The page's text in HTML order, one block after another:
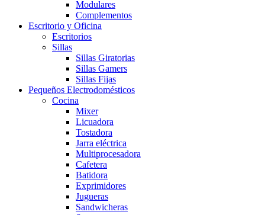
Modulares
Complementos
Escritorio y Oficina
Escritorios
Sillas
Sillas Giratorias
Sillas Gamers
Sillas Fijas
Pequeños Electrodomésticos
Cocina
Mixer
Licuadora
Tostadora
Jarra eléctrica
Multiprocesadora
Cafetera
Batidora
Exprimidores
Jugueras
Sandwicheras